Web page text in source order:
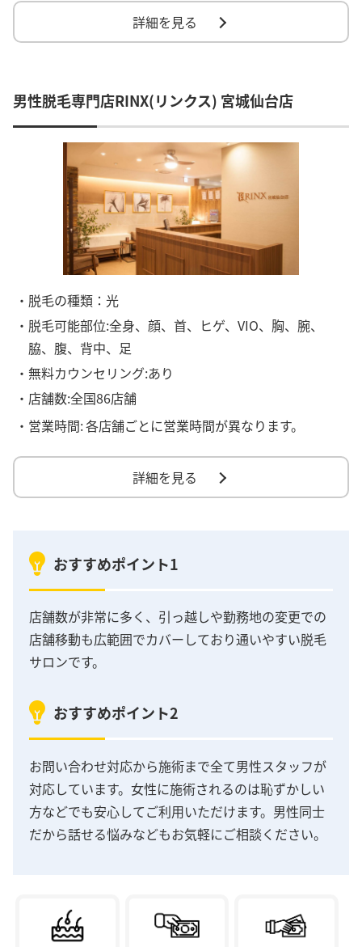
詳細を見る
男性脱毛専門店RINX(リンクス) 宮城仙台店
・脱毛の種類：光
・脱毛可能部位:全身、顔、首、ヒゲ、VIO、胸、腕、
脇、腹、背中、足
・無料カウンセリング:あり
・店舗数:全国86店舗
・営業時間:各店舗ごとに営業時間が異なります。
詳細を見る
おすすめポイント1
店舗数が非常に多く、引っ越しや勤務地の変更での
店舗移動も広範囲でカバーしており通いやすい脱毛
サロンです。
おすすめポイント2
お問い合わせ対応から施術まで全て男性スタッフが
対応しています。女性に施術されるのは恥ずかしい
方などでも安心してご利用いただけます。男性同士
だから話せる悩みなどもお気軽にご相談ください。